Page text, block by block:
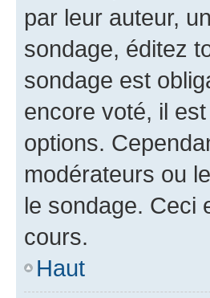
par leur auteur,
sondage, éditez
sondage est
encore voté, il
options.
modérateurs ou
le sondage. Ceci
cours.
Haut